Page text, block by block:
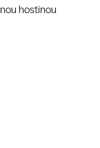
hostinou